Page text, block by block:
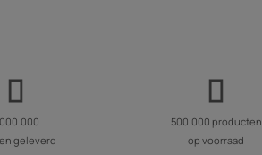
geleverd
500.000 producten
op voorraad